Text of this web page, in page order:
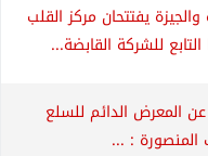
يفتتحان مركز القلب
للشركة القابضة...
المعرض الدائم للسلع
المنصورة : ...